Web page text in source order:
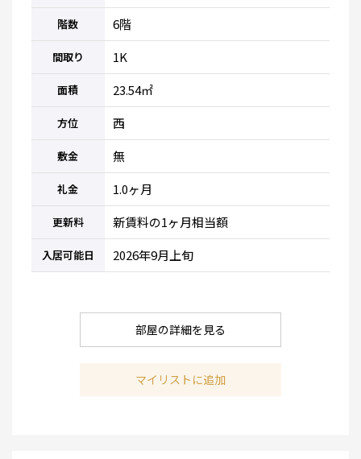
階数 6階
間取り 1K
面積 23.54㎡
方位 西
敷金 無
礼金 1.0ヶ月
更新料 新賃料の1ヶ月相当額
入居可能日 2026年9月上旬
部屋の詳細を見る
マイリストに追加